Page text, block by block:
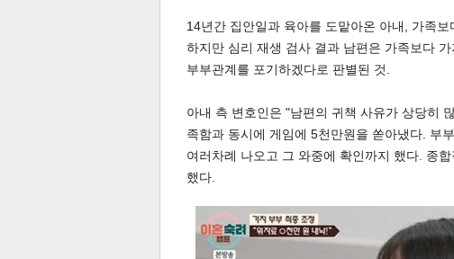
14년간 집안일과 육아를 도맡아온 아내, 가족
하지만 심리 재생 검사 결과 남편은 가족보다
부부관계를 포기하겠다로 판별된 것.
아내 측 변호인은 "남편의 귀책 사유가 상당히
족함과 동시에 게임에 5천만원을 쏟아냈다. 부
여러차례 나오고 그 와중에 확인까지 했다. 종
했다.